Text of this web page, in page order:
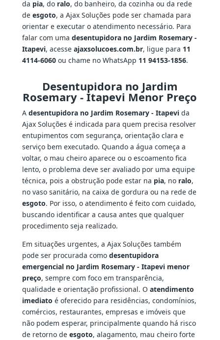
da pia, do ralo, do banheiro, da cozinha ou da rede
de esgoto, a Ajax Soluções pode ser chamada para
orientar e executar o atendimento necessário. Para
falar com uma desentupidora no Jardim Rosemary -
Itapevi, acesse ajaxsolucoes.com.br, ligue para 11
4114-6060ou chame no WhatsApp 11 94153-1856.
Desentupidora no Jardim
Rosemary - Itapevi Menor Preço
A desentupidora no Jardim Rosemary - Itapevida
Ajax Soluções é indicada para quem precisa resolver
entupimentos com segurança, orientação clara e
serviço bem executado. Quando a água começa a
voltar, o mau cheiro aparece ou o escoamento fica
lento, o problema deve ser avaliado por uma equipe
técnica, pois a obstrução pode estar na pia, no ralo,
no vaso sanitário, na caixa de gordura ou na rede de
esgoto. Por isso, o atendimento é feito com cuidado,
buscando identificar a causa antes que qualquer
procedimento seja realizado.
Em situações urgentes, a Ajax Soluções também
pode ser procurada como desentupidora
emergencial no Jardim Rosemary - Itapevi menor
preço, sempre com foco em transparência,
qualidade e orientação profissional. O atendimento
imediato é oferecido para residências, condomínios,
comércios, restaurantes, empresas e imóveis que
não podem esperar, principalmente quando há risco
de retorno de esgoto, alagamento, mau cheiro forte